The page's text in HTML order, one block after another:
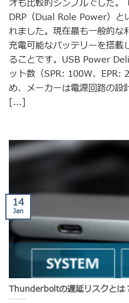
オも比較的シンプルでした。
DRP（Dual Role Power）と
れました。現在最も一般的な
充電可能なバッテリーを搭載
ることです。USB Power
ット数（SPR: 100W、EPR:
め、メーカーは電源回路の設
[...]
Thunderboltの遅延リスクとは
14
Jan